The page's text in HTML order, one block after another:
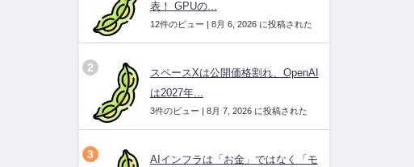
表！ GPUの...
12件のビュー | 8月 6, 2026 に投稿された
スペースXは公開価格割れ、OpenAI
は2027年...
3件のビュー | 8月 7, 2026 に投稿された
AIインフラは「お金」ではなく「モ